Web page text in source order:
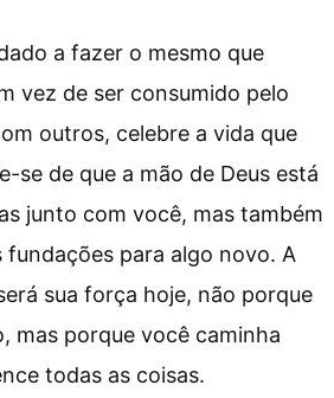
a fazer o mesmo que
vez de ser consumido pelo
outros, celebre a vida que
se de que a mão de Deus está
junto com você, mas também
fundações para algo novo. A
sua força hoje, não porque
mas porque você caminha
todas as coisas.